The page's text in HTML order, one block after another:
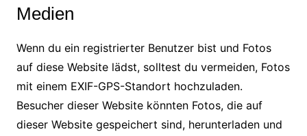
Medien
Wenn du ein registrierter Benutzer bist und Fotos
auf diese Website lädst, solltest du vermeiden, Fotos
mit einem EXIF-GPS-Standort hochzuladen.
Besucher dieser Website könnten Fotos, die auf
dieser Website gespeichert sind, herunterladen und